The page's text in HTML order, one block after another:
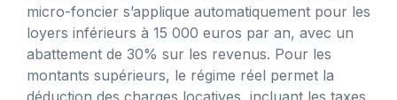
micro-foncier s’applique automatiquement pour les
loyers inférieurs à 15 000 euros par an, avec un
abattement de 30% sur les revenus. Pour les
montants supérieurs, le régime réel permet la
déduction des charges locatives, incluant les taxes